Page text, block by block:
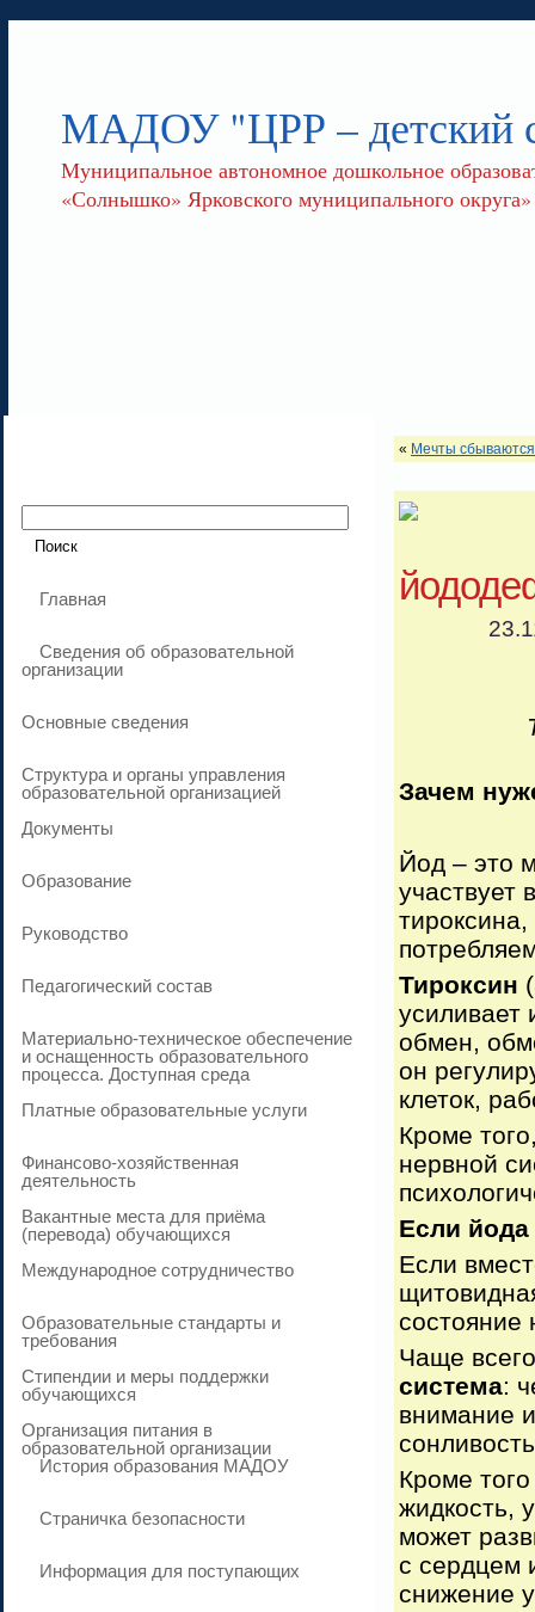
МАДОУ "ЦРР –
Муниципальное автономное дошкольное
«Солнышко» Ярковского муниципального округа»
Главная
Сведения об образовательной
организации
Основные сведения
Структура и органы управления
образовательной организацией
Документы
Образование
Руководство
Педагогический состав
Материально-техническое обеспечение
и оснащенность образовательного
процесса. Доступная среда
Платные образовательные услуги
Финансово-хозяйственная
деятельность
Вакантные места для приёма
(перевода) обучающихся
Международное сотрудничество
Образовательные стандарты и
требования
Стипендии и меры поддержки
обучающихся
Организация питания в
образовательной организации
История образования МАДОУ
Страничка безопасности
Информация для поступающих
« Мечты
Зачем
Йод – это
участвует
Тироксин
усиливает
обмен,
он
клеток,
Кроме
нервной
Если йода
Если
состояние
Чаще
система:
внимание
Кроме
жидкость,
может
с сердцем
снижение